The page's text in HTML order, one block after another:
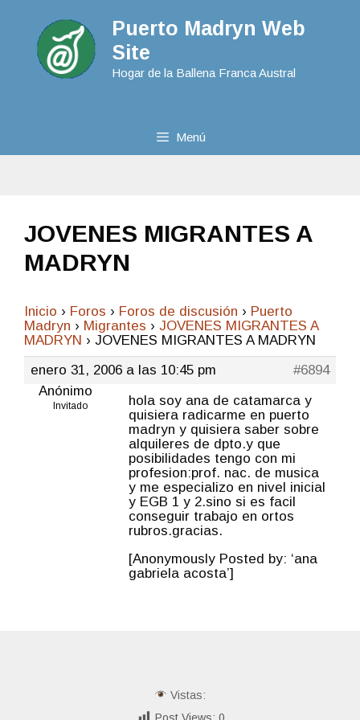
Puerto Madryn Web
Site
Hogar de la Ballena Franca Austral
Menú
JOVENES MIGRANTES A
MADRYN
Inicio › Foros › Foros de discusión › Puerto
Madryn › Migrantes › JOVENES MIGRANTES A
MADRYN › JOVENES MIGRANTES A MADRYN
enero 31, 2006 a las 10:45 pm
#6894
Anónimo
Invitado
hola soy ana de catamarca y
quisiera radicarme en puerto
madryn y quisiera saber sobre
alquileres de dpto.y que
posibilidades tengo con mi
profesion:prof. nac. de musica
y me especializo en nivel inicial
y EGB 1 y 2.sino si es facil
conseguir trabajo en ortos
rubros.gracias.
[Anonymously Posted by: ‘ana
gabriela acosta’]
Vistas:
Post Views: 0